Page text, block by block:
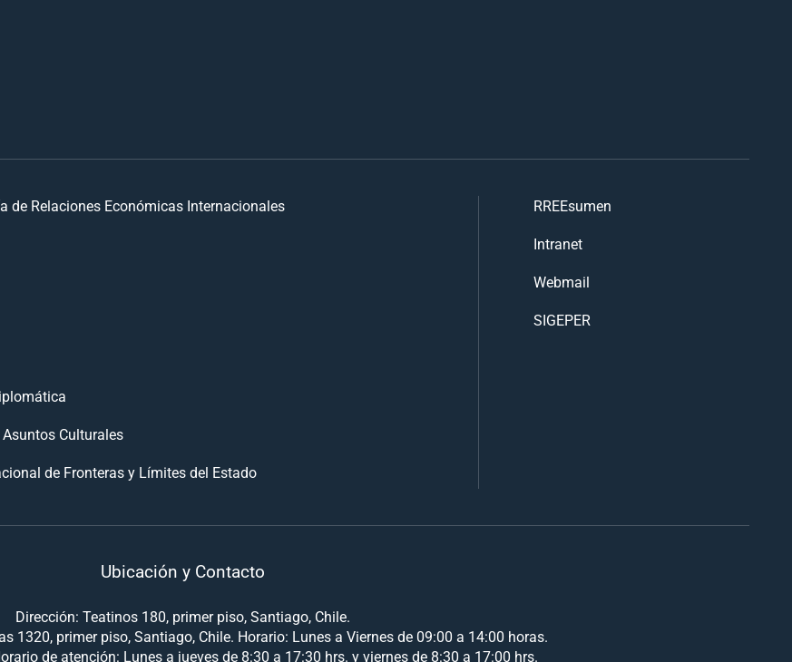
de Relaciones Económicas Internacionales
Culturales
de Fronteras y Límites del Estado
RREEsumen
Intranet
Webmail
SIGEPER
Ubicación y Contacto
Dirección: Teatinos 180, primer piso, Santiago, Chile.
1320, primer piso, Santiago, Chile. Horario: Lunes a Viernes de 09:00 a 14:00 horas.
de atención: Lunes a jueves de 8:30 a 17:30 hrs. y viernes de 8:30 a 17:00 hrs.